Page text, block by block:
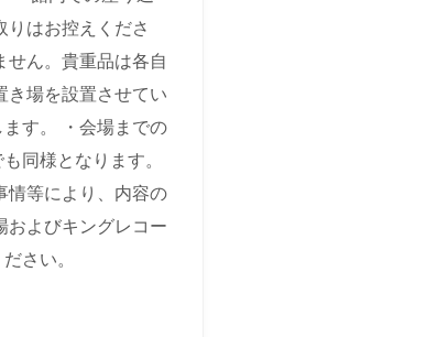
はお控えくださ
せん。貴重品は各自
き場を設置させてい
す。 ・会場までの
同様となります。
情等により、内容の
およびキングレコー
さい。